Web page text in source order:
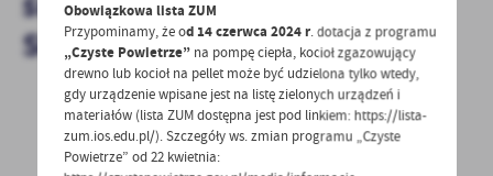
treści.
Dzięki tym plikom cookies możemy zapewnić Ci większy komfort
korzystania z funkcjonalności naszej strony poprzez dopasowanie
jej do Twoich indywidualnych preferencji. Wyrażenie zgody na
funkcjonalne i personalizacyjne pliki cookies gwarantuje
dostępność większej ilości funkcji na stronie.
Więcej
Analityczne
Analityczne pliki cookies pomagają nam rozwijać się i
dostosowywać do Twoich potrzeb.
Stare Kurowo
UDOSTĘPNIJ
Obowiązkowa lista ZUM
Przypominamy, że od 14 czerwca 2024 r. dotacja z programu
„Czyste Powietrze” na pompę ciepła, kocioł zgazowujący
drewno lub kocioł na pellet może być udzielona tylko wtedy,
gdy urządzenie wpisane jest na listę zielonych urządzeń i
materiałów (lista ZUM dostępna jest pod linkiem: https://lista-
zum.ios.edu.pl/). Szczegóły ws. zmian programu „Czyste
Powietrze” od 22 kwietnia: